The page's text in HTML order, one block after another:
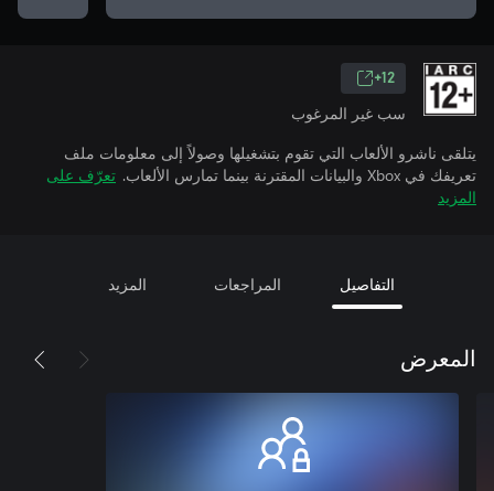
12+
سب غير المرغوب
يتلقى ناشرو الألعاب التي تقوم بتشغيلها وصولاً إلى معلومات ملف
تعريفك في Xbox والبيانات المقترنة بينما تمارس الألعاب.
تعرّف على
المزيد
التفاصيل المراجعات المزيد
المعرض